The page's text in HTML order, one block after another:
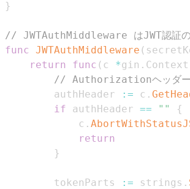
}
// JWTAuthMiddleware はJWT認証の
func JWTAuthMiddleware (
return
func ( c *gin . Context
// Authorizationヘッダー
        authHeader
:= c .
if authHeader == ""
{
            c
.
return
}
        tokenParts
:= strings .